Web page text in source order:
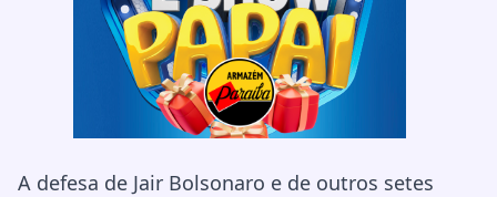
A defesa de Jair Bolsonaro e de outros setes